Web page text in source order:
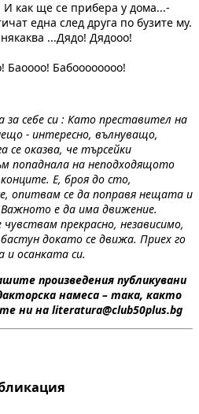
как ще се прибера у дома...-
една след друга по бузите му.
...Дядо! Дядооо!
Баоооо! Бабоооооооо!
себе си : Като преставител на
- интересно, вълнуващо,
се оказва, че търсейки
попаднала на неподходящото
Е, броя до сто,
опитвам се да поправя нещата и
е да има движение.
прекрасно, независимо,
докато се движа. Приех го
и осанката си.
произведения публикувани
намеса – така, както
ни на literatura@club50plus.bg